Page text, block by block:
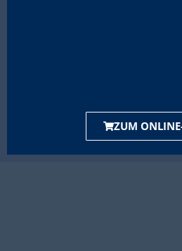
ZUM